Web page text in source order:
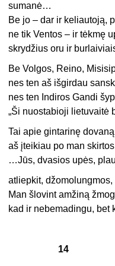
sumanė…
Be jo – dar ir keliautoją,
ne tik Ventos – ir tėkmę
skrydžius oru ir
Be Volgos, Reino,
nes ten aš išgirdau
nes ten Indiros Gandi
„Ši nuostabioji lietuvaitė
Tai apie gintarinę
aš įteikiau po man
…Jūs, dvasios upės,
atliepkit,
Man šlovint amžiną
kad ir nebemadingu,
14